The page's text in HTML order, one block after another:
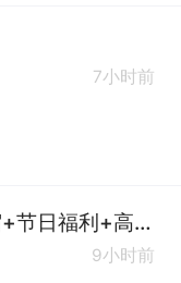
7小时前
焊接装配工（五险一金+包食宿+节日福利+高温补贴）
9小时前